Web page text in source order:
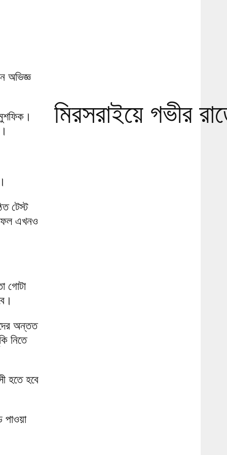
অভিজ্ঞ
টেস্ট
ফল এখনও
গোটা
অন্তত
নিতে
হতে হবে
পাওয়া
মিরসরাইয়ে গভীর